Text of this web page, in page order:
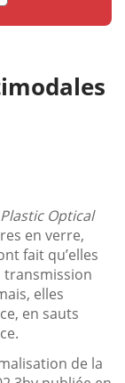
Plastic Optical
en verre,
fait qu’elles
transmission
elles
en sauts
de la